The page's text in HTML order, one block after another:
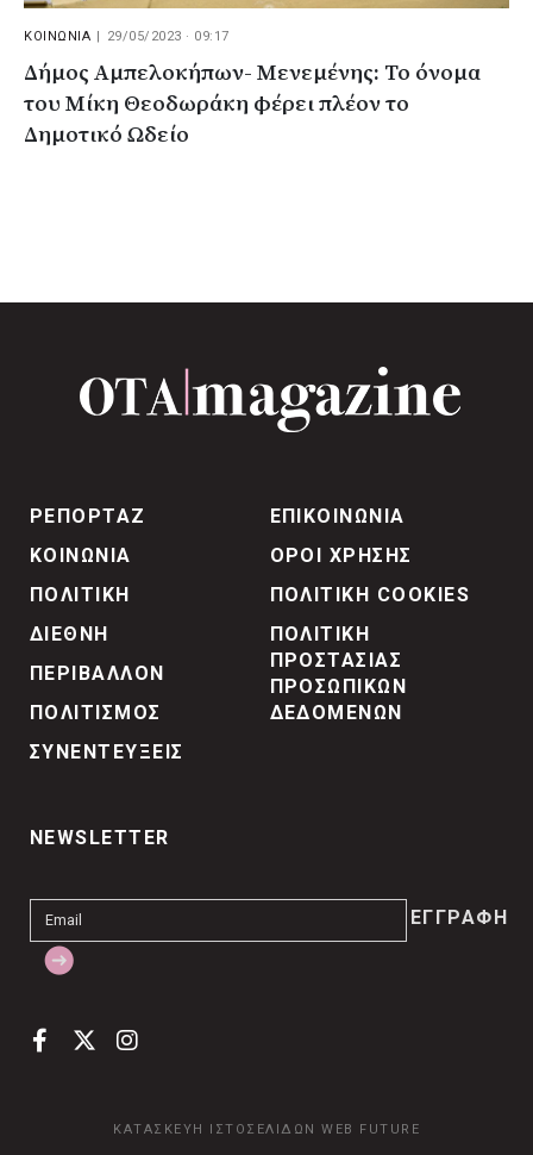
ΚΟΙΝΩΝΙΑ | 29/05/2023 · 09:17
Δήμος Αμπελοκήπων- Μενεμένης: Το όνομα
του Μίκη Θεοδωράκη φέρει πλέον το
Δημοτικό Ωδείο
ΡΕΠΟΡΤΑΖ
ΚΟΙΝΩΝΙΑ
ΠΟΛΙΤΙΚΗ
ΔΙΕΘΝΗ
ΠΕΡΙΒΑΛΛΟΝ
ΠΟΛΙΤΙΣΜΟΣ
ΣΥΝΕΝΤΕΥΞΕΙΣ
ΕΠΙΚΟΙΝΩΝΙΑ
ΟΡΟΙ ΧΡΗΣΗΣ
ΠΟΛΙΤΙΚΗ COOKIES
ΠΟΛΙΤΙΚΗ
ΠΡΟΣΤΑΣΙΑΣ
ΠΡΟΣΩΠΙΚΩΝ
ΔΕΔΟΜΕΝΩΝ
NEWSLETTER
ΚΑΤΑΣΚΕΥΗ ΙΣΤΟΣΕΛΙΔΩΝ WEB FUTURE